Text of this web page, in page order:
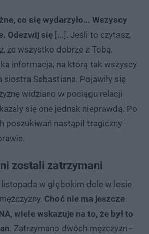
co się wydarzyło… Wszyscy
Odezwij się [...]. Jeśli to czytasz,
że wszystko dobrze z Tobą.
informacja, na którą tak wszyscy
siostra Sebastiana. Pojawiły się
widziano w pociągu relacji
się one jednak nieprawdą. Po
poszukiwań nastąpił tragiczny
zostali zatrzymani
w głębokim dole w lesie
Choć nie ma jeszcze
wiele wskazuje na to, że był to
. Zatrzymano dwóch mężczyzn -